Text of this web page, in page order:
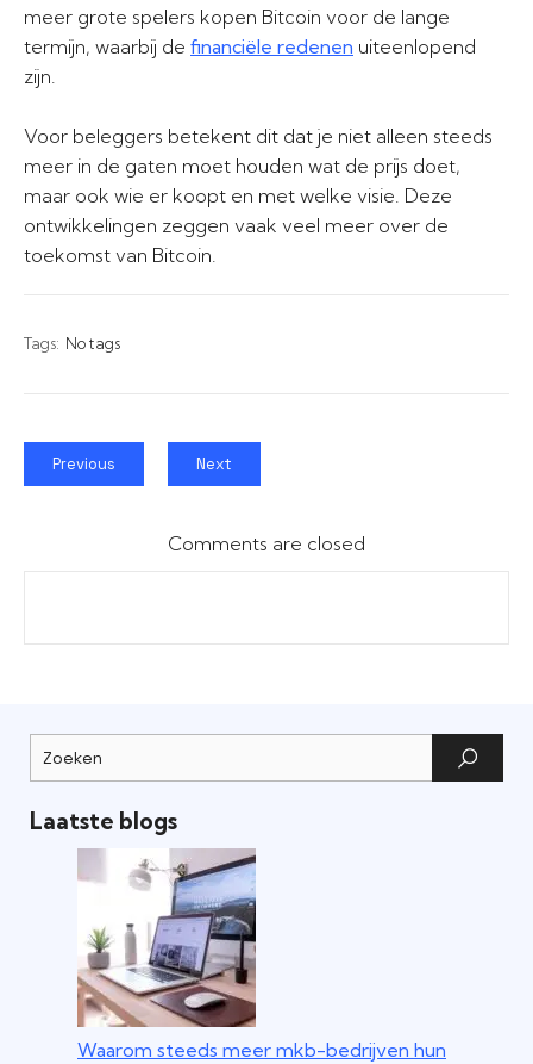
meer grote spelers kopen Bitcoin voor de lange
termijn, waarbij de financiële redenen uiteenlopend
zijn.
Voor beleggers betekent dit dat je niet alleen steeds
meer in de gaten moet houden wat de prijs doet,
maar ook wie er koopt en met welke visie. Deze
ontwikkelingen zeggen vaak veel meer over de
toekomst van Bitcoin.
Tags: No tags
Previous Next
Comments are closed
Laatste blogs
Waarom steeds meer mkb-bedrijven hun